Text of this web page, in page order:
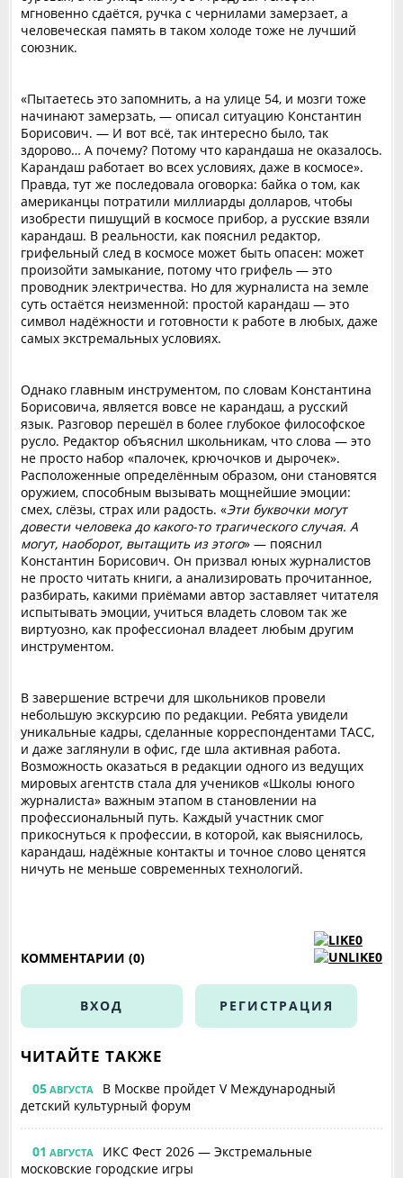
мгновенно сдаётся, ручка с чернилами замерзает, а
человеческая память в таком холоде тоже не лучший
союзник.
«Пытаетесь это запомнить, а на улице 54, и мозги тоже
начинают замерзать, — описал ситуацию Константин
Борисович. — И вот всё, так интересно было, так
здорово… А почему? Потому что карандаша не оказалось.
Карандаш работает во всех условиях, даже в космосе».
Правда, тут же последовала оговорка: байка о том, как
американцы потратили миллиарды долларов, чтобы
изобрести пишущий в космосе прибор, а русские взяли
карандаш. В реальности, как пояснил редактор,
грифельный след в космосе может быть опасен: может
произойти замыкание, потому что грифель — это
проводник электричества. Но для журналиста на земле
суть остаётся неизменной: простой карандаш — это
символ надёжности и готовности к работе в любых, даже
самых экстремальных условиях.
Однако главным инструментом, по словам Константина
Борисовича, является вовсе не карандаш, а русский
язык. Разговор перешёл в более глубокое философское
русло. Редактор объяснил школьникам, что слова — это
не просто набор «палочек, крючочков и дырочек».
Расположенные определённым образом, они становятся
оружием, способным вызывать мощнейшие эмоции:
смех, слёзы, страх или радость. «Эти буквочки могут
довести человека до какого-то трагического случая. А
могут, наоборот, вытащить из этого» — пояснил
Константин Борисович. Он призвал юных журналистов
не просто читать книги, а анализировать прочитанное,
разбирать, какими приёмами автор заставляет читателя
испытывать эмоции, учиться владеть словом так же
виртуозно, как профессионал владеет любым другим
инструментом.
В завершение встречи для школьников провели
небольшую экскурсию по редакции. Ребята увидели
уникальные кадры, сделанные корреспондентами ТАСС,
и даже заглянули в офис, где шла активная работа.
Возможность оказаться в редакции одного из ведущих
мировых агентств стала для учеников «Школы юного
журналиста» важным этапом в становлении на
профессиональный путь. Каждый участник смог
прикоснуться к профессии, в которой, как выяснилось,
карандаш, надёжные контакты и точное слово ценятся
ничуть не меньше современных технологий.
0
0
КОММЕНТАРИИ (0)
ВХОД РЕГИСТРАЦИЯ
ЧИТАЙТЕ ТАКЖЕ
05 АВГУСТА
В Москве пройдет V Международный
детский культурный форум
01 АВГУСТА
ИКС Фест 2026 — Экстремальные
московские городские игры